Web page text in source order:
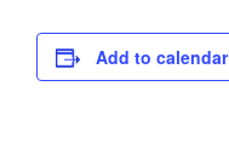
Add to calendar